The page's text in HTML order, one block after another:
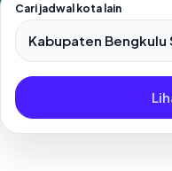
Cari jadwal kota lain
Pilih salah satu dari 500+